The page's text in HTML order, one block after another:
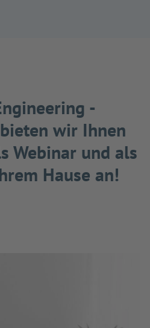
-
wir Ihnen
Webinar und als
Hause an!